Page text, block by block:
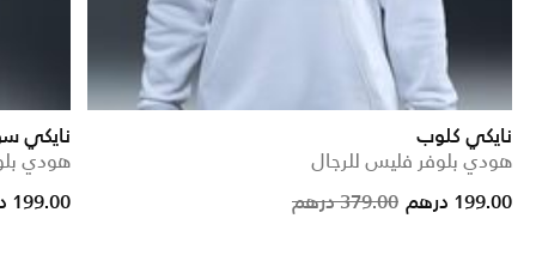
نايكي كلوب
هودي بلوفر فليس للرجال
Price
379.00 درهم to
199.00 درهم
نايكي
هودي
reduced from
to
199.00 درهم